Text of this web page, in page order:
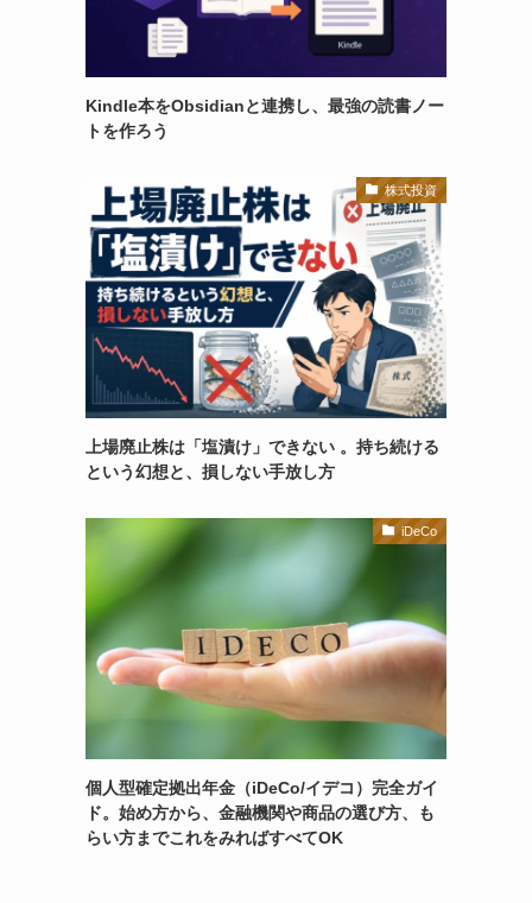
Kindle本をObsidianと連携し、最強の読書ノー
トを作ろう
株式投資
上場廃止株は「塩漬け」できない 。持ち続ける
という幻想と、損しない手放し方
iDeCo
個人型確定拠出年金（iDeCo/イデコ）完全ガイ
ド。始め方から、金融機関や商品の選び方、も
らい方までこれをみればすべてOK